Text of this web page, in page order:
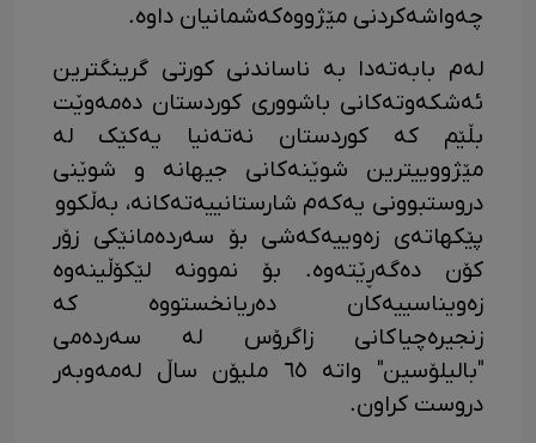
چەواشەکردنی مێژووەکەشمانیان داوە.
لەم بابەتەدا بە ناساندنی کورتی گرینگترین
ئەشکەوتەکانی باشووری کوردستان دەمەوێت
بڵێم کە کوردستان نەتەنیا یەکێک لە
مێژووییترین شوێنەکانی جیهانە و شوێنی
دروستبوونی یەکەم شارستانییەتەکانە، بەڵکوو
پێکهاتەی زەوییەکەشی بۆ سەردەمانێکی زۆر
کۆن دەگەڕێتەوە. بۆ نموونە لێکۆڵینەوە
زەویناسییەکان دەریانخستووە کە
زنجیرەچیاکانی زاگرۆس لە سەردەمی
"بالیلۆسین" واتە ٦٥ ملیۆن ساڵ لەمەوبەر
دروست کراون.